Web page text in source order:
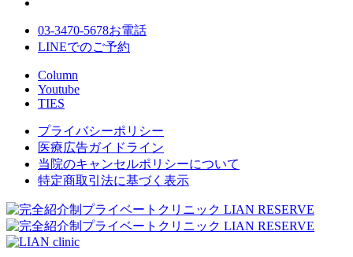
03-3470-5678お電話
LINEでのご予約
Column
Youtube
TIES
プライバシーポリシー
医療広告ガイドライン
当院のキャンセルポリシーについて
特定商取引法に基づく表示